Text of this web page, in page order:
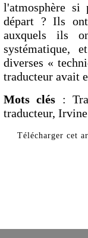
l'atmosphère si
départ ? Ils
auxquels ils
systématique,
diverses «
traducteur avait
Mots clés :
traducteur,
Télécharger cet